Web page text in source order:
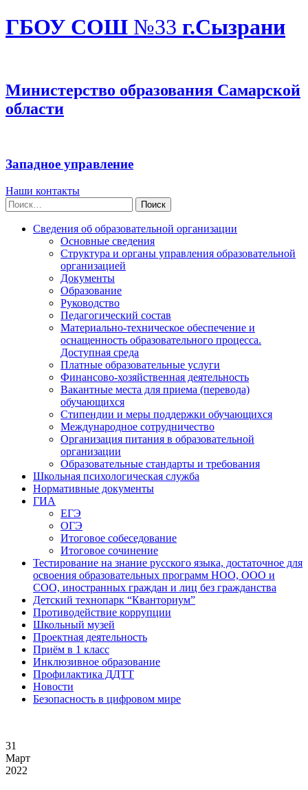
ГБОУ СОШ №33 г.Сызрани
Министерство образования Самарской
области
Западное управление
Наши контакты
Найти:
Сведения об образовательной организации
Основные сведения
Структура и органы управления образовательной
организацией
Документы
Образование
Руководство
Педагогический состав
Материально-техническое обеспечение и
оснащенность образовательного процесса.
Доступная среда
Платные образовательные услуги
Финансово-хозяйственная деятельность
Вакантные места для приема (перевода)
обучающихся
Стипендии и меры поддержки обучающихся
Международное сотрудничество
Организация питания в образовательной
организации
Образовательные стандарты и требования
Школьная психологическая служба
Нормативные документы
ГИА
ЕГЭ
ОГЭ
Итоговое собеседование
Итоговое сочинение
Тестирование на знание русского языка, достаточное для
освоения образовательных программ НОО, ООО и
СОО, иностранных граждан и лиц без гражданства
Детский технопарк “Кванториум”
Противодействие коррупции
Школьный музей
Проектная деятельность
Приём в 1 класс
Инклюзивное образование
Профилактика ДДТТ
Новости
Безопасность в цифровом мире
31
Март
2022